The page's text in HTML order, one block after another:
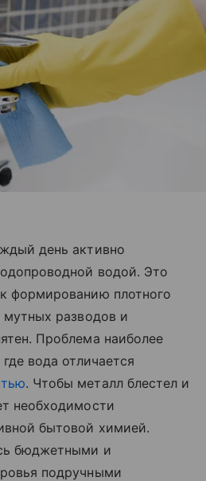
день активно
водой. Это
формированию плотного
мутных разводов и
Проблема наиболее
вода отличается
. Чтобы металл блестел и
необходимости
бытовой химией.
бюджетными и
подручными